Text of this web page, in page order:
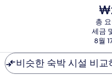
현
재
요
금
총
세금
8월
비슷한 숙박 시설 비교